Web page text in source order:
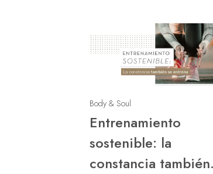
Body & Soul
Entrenamiento
sostenible: la
constancia también